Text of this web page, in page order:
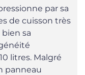
par sa
de cuisson très
sa
litres. Malgré
panneau